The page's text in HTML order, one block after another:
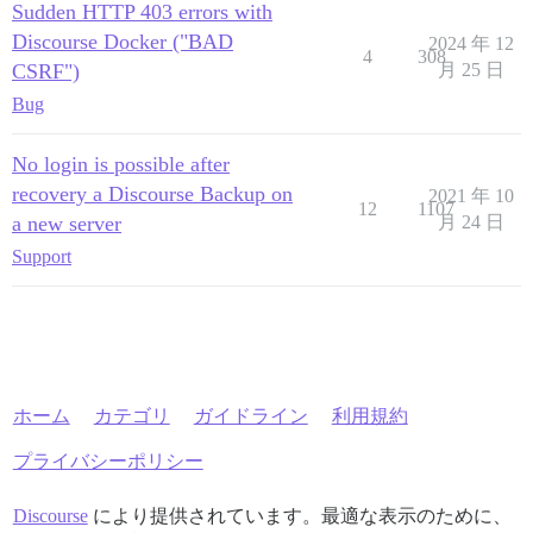
Sudden HTTP 403 errors with
Discourse Docker ("BAD
CSRF")
Bug
4 308
2024 年 12
月 25 日
No login is possible after
recovery a Discourse Backup on
a new server
Support
12 1107
2021 年 10
月 24 日
ホーム カテゴリ ガイドライン 利用規約
プライバシーポリシー
Discourseにより提供されています。最適な表示のために、